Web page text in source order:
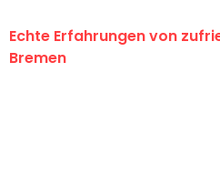
Echte Erfahrungen von
Bremen